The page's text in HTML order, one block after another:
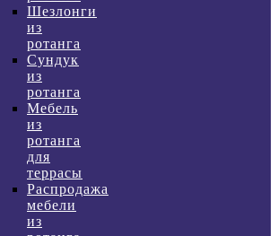
Шезлонги
из
ротанга
Сундук
из
ротанга
Мебель
из
ротанга
для
террасы
Распродажа
мебели
из